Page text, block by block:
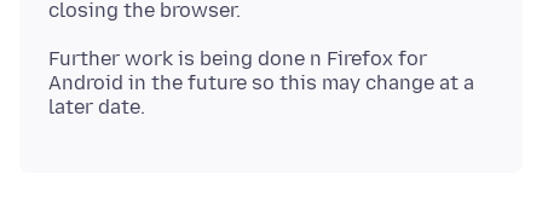
Further work is being done n Firefox for
Android in the future so this may change at a